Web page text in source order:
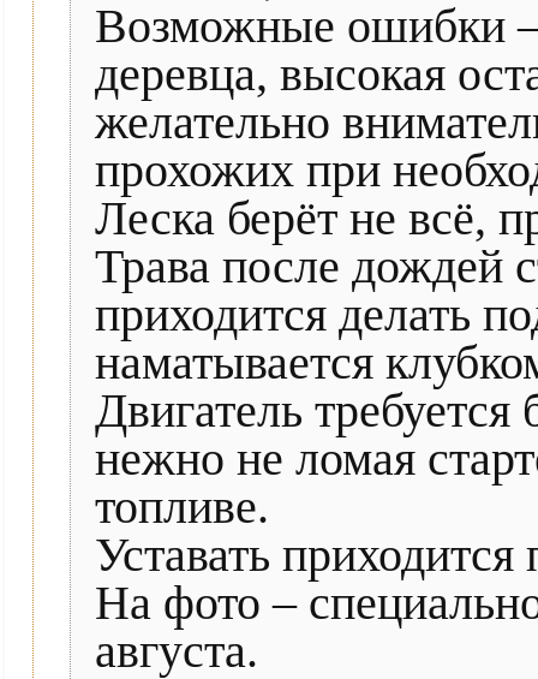
Возможные ошибки –
деревца, высокая
желательно
прохожих при
Леска берёт не всё,
Трава после дождей
приходится делать
наматывается
Двигатель требуется
нежно не ломая
топливе.
Уставать
На фото –
августа.